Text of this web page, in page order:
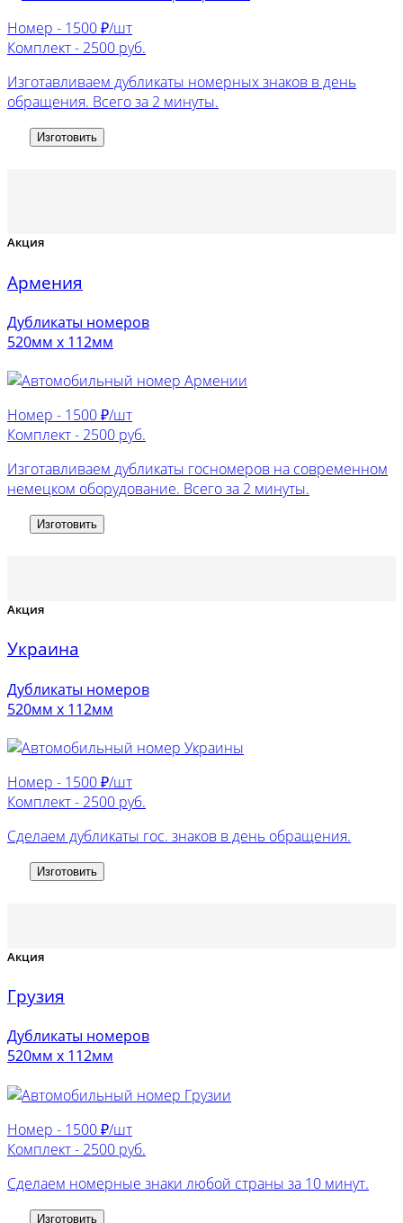
Номер - 1500 ₽/шт
Комплект - 2500 руб.
Изготавливаем дубликаты номерных знаков в день
обращения. Всего за 2 минуты.
Изготовить
Акция
Армения
Дубликаты номеров
520мм х 112мм
Номер - 1500 ₽/шт
Комплект - 2500 руб.
Изготавливаем дубликаты госномеров на современном
немецком оборудование. Всего за 2 минуты.
Изготовить
Акция
Украина
Дубликаты номеров
520мм х 112мм
Номер - 1500 ₽/шт
Комплект - 2500 руб.
Сделаем дубликаты гос. знаков в день обращения.
Изготовить
Акция
Грузия
Дубликаты номеров
520мм х 112мм
Номер - 1500 ₽/шт
Комплект - 2500 руб.
Сделаем номерные знаки любой страны за 10 минут.
Изготовить